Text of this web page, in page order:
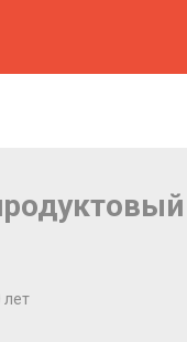
лет